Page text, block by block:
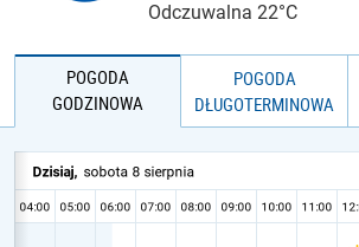
Odczuwalna 22°C
POGODA
GODZINOWA
POGODA
DŁUGOTERMINOWA